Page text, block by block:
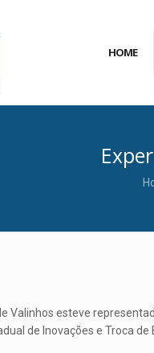
HOME
Valinhos esteve
de Inovações e Troca